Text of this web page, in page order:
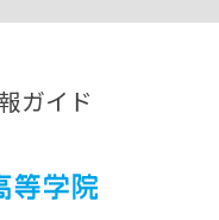
ガイド